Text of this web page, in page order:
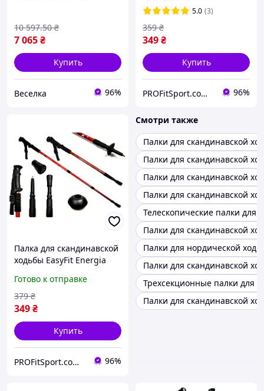
7 065₴
10 597.50 ₴
Купить
Веселка 96%
5.0 (3)
349₴
359 ₴
Купить
PROFitSport.com.ua - Интернет-магазин спортинвентаря 96%
Палка для скандинавской
ходьбы EasyFit Energia
Готово к отправке
349₴
379 ₴
Купить
PROFitSport.com.ua - Интернет-магазин спортинвентаря 96%
Смотри также
Палки для скандинавской
Палки для скандинавской
Палки для скандинавской
Палки для скандинавской
Телескопические палки для
Палки для скандинавской
Палки для нордической
Палки для скандинавской
Трехсекционные палки для
Палки для скандинавской